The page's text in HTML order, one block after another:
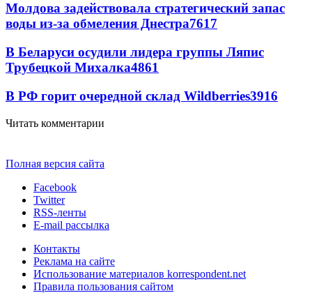
Молдова задействовала стратегический запас
воды из-за обмеления Днестра7617
В Беларуси осудили лидера группы Ляпис
Трубецкой Михалка4861
В РФ горит очередной склад Wildberries3916
Читать комментарии
Полная версия сайта
Facebook
Twitter
RSS-ленты
E-mail рассылка
Контакты
Реклама на сайте
Использование материалов korrespondent.net
Правила пользования сайтом